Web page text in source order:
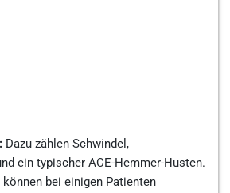
Dazu zählen Schwindel,
ein typischer ACE-Hemmer-Husten.
bei einigen Patienten